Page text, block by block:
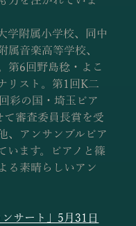
学附属小学校、同中
属音楽高等学校、
第6回野島稔・よこ
リスト。第1回K二
彩の国・埼玉ピア
て審査委員長賞を受
、アンサンブルピア
います。ピアノと篠
る素晴らしいアン
サート」5月31日